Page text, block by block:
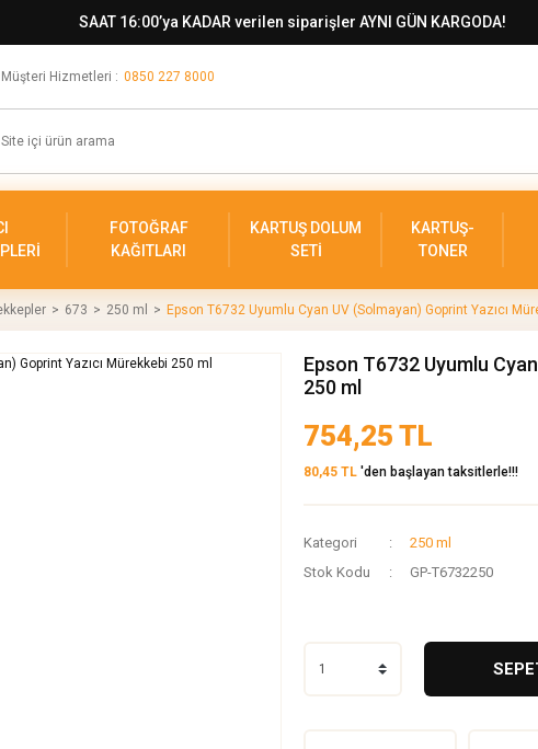
SAAT 16:00’ya KADAR verilen siparişler AYNI GÜN KARGODA!
Müşteri Hizmetleri : 0850 227 8000
FOTOĞRAF
KAĞITLARI
KARTUŞ DOLUM
SETİ
KARTUŞ-
TONER
673 250 ml Epson T6732 Uyumlu Cyan UV (Solmayan) Goprint Yazıcı
Epson T6732 Uyumlu
250 ml
754,25 TL
80,45 TL 'den başlayan taksitlerle!!!
Kategori
250 ml
Stok Kodu
GP-T6732250